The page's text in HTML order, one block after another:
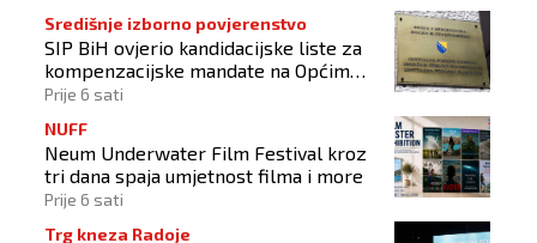
Središnje izborno povjerenstvo
SIP BiH ovjerio kandidacijske liste za
kompenzacijske mandate na Općim
izborima 2026
Prije 6 sati
NUFF
Neum Underwater Film Festival kroz
tri dana spaja umjetnost filma i more
Prije 6 sati
Trg kneza Radoje